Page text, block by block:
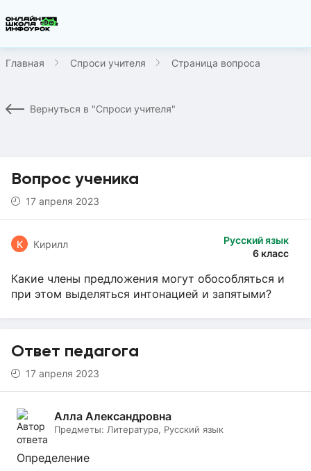
Главная Спроси учителя Страница вопроса
Вернуться в "Спроси учителя"
Вопрос ученика
17 апреля 2023
Русский язык
6 класс
К Кирилл
Какие члены предложения могут обособляться и
при этом выделяться интонацией и запятыми?
Ответ педагога
17 апреля 2023
Алла Александровна
Предметы: Литература, Русский язык
Определение